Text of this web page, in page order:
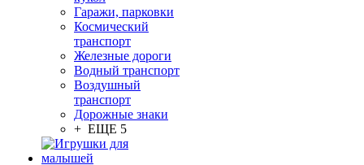
Гаражи, парковки
Космический
транспорт
Железные дороги
Водный транспорт
Воздушный
транспорт
Дорожные знаки
+ ЕЩЕ 5